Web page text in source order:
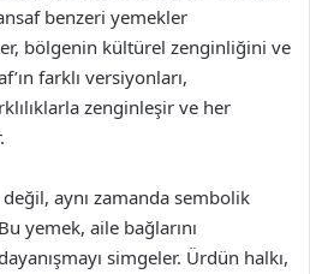
benzeri yemekler
bölgenin kültürel zenginliğini ve
farklı versiyonları,
zenginleşir ve her
aynı zamanda sembolik
yemek, aile bağlarını
simgeler. Ürdün halkı,